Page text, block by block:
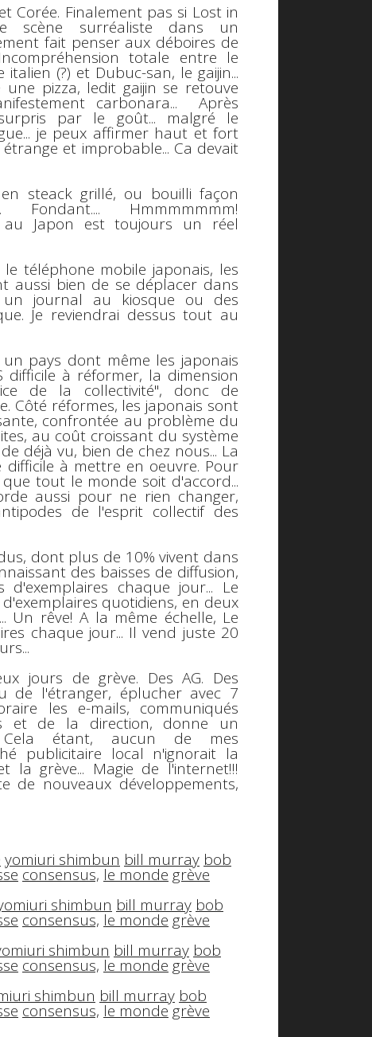
et Corée. Finalement pas si Lost in
scène surréaliste dans un
fait penser aux déboires de
totale entre le
(?) et Dubuc-san, le gaijin...
une pizza, ledit gaijin se retouve
carbonara... Après
par le goût... malgré le
je peux affirmer haut et fort
et improbable... Ca devait
steack grillé, ou bouilli façon
Hmmmmmmm!
au Japon est toujours un réel
le téléphone mobile japonais, les
aussi bien de se déplacer dans
journal au kiosque ou des
Je reviendrai dessus tout au
pays dont même les japonais
difficile à réformer, la dimension
de la collectivité", donc de
. Côté réformes, les japonais sont
confrontée au problème du
au coût croissant du système
déjà vu, bien de chez nous... La
à mettre en oeuvre. Pour
tout le monde soit d'accord...
aussi pour ne rien changer,
de l'esprit collectif des
, dont plus de 10% vivent dans
des baisses de diffusion,
chaque jour... Le
quotidiens, en deux
Un rêve! A la même échelle, Le
chaque jour... Il vend juste 20
jours de grève. Des AG. Des
de l'étranger, éplucher avec 7
les e-mails, communiqués
et de la direction, donne un
Cela étant, aucun de mes
publicitaire local n'ignorait la
la grève... Magie de l'internet!!!
de nouveaux développements,
yomiuri shimbun bill murray bob
consensus, le monde grève
shimbun bill murray bob
consensus, le monde grève
shimbun bill murray bob
consensus, le monde grève
shimbun bill murray bob
consensus, le monde grève